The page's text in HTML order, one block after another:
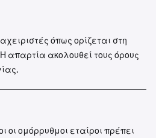
όπως ορίζεται στη
απαρτία ακολουθεί τους όρους
οι ομόρρυθμοι εταίροι πρέπει